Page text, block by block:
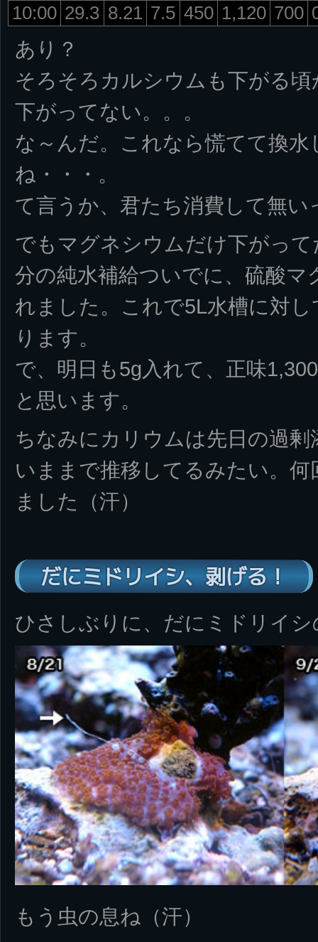
10:00 29.3 8.21 7.5 450 1,120 700
あり？
そろそろカルシウムも下がる
下がってない。。。
な～んだ。これなら慌てて換
ね・・・。
て言うか、君たち消費して無
でもマグネシウムだけ下がっ
分の純水補給ついでに、硫酸
れました。これで5L水槽に対
ります。
で、明日も5g入れて、正味
と思います。
ちなみにカリウムは先日の過
いままで推移してるみたい。
ました（汗）
だにミドリイシ、剥げる！
ひさしぶりに、だにミドリイシ
もう虫の息ね（汗）